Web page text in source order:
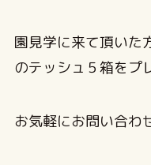
園見学に来て頂いた
のテッシュ５箱をプ
お気軽にお問い合わ